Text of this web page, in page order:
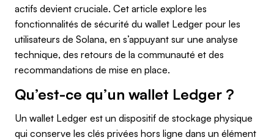
actifs devient cruciale. Cet article explore les
fonctionnalités de sécurité du wallet Ledger pour les
utilisateurs de Solana, en s’appuyant sur une analyse
technique, des retours de la communauté et des
recommandations de mise en place.
Qu’est-ce qu’un wallet Ledger ?
Un wallet Ledger est un dispositif de stockage physique
qui conserve les clés privées hors ligne dans un élément